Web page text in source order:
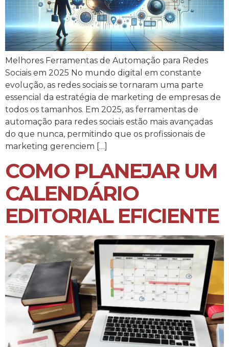
Melhores Ferramentas de Automação para Redes
Sociais em 2025 No mundo digital em constante
evolução, as redes sociais se tornaram uma parte
essencial da estratégia de marketing de empresas de
todos os tamanhos. Em 2025, as ferramentas de
automação para redes sociais estão mais avançadas
do que nunca, permitindo que os profissionais de
marketing gerenciem […]
COMO PLANEJAR UM
CALENDÁRIO
EDITORIAL EFICIENTE